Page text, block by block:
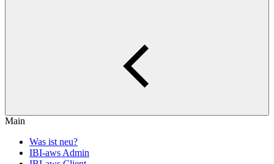
Main
Was ist neu?
IBI-aws Admin